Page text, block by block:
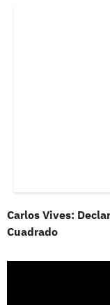
Carlos Vives:
Cuadrado